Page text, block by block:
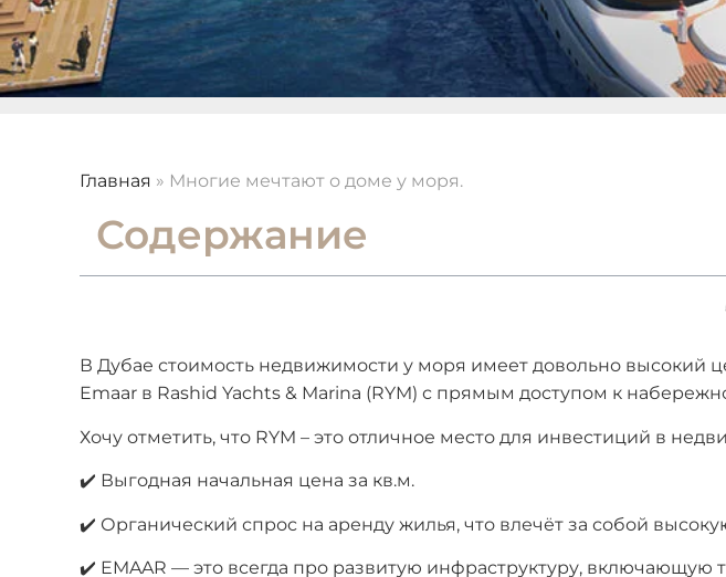
Главная » Многие мечтают о доме у моря.
Содержание
В Дубае стоимость недвижимости у моря имеет довольно высокий
Emaar в Rashid Yachts & Marina (RYM) с прямым доступом к
Хочу отметить, что RYM – это отличное место для инвестиций в
✔️ Выгодная начальная цена за кв.м.
✔️ Органический спрос на аренду жилья, что влечёт за собой
✔️ EMAAR — это всегда про развитую инфраструктуру,